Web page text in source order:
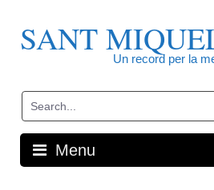
contentSANT
Un record per la
Menu